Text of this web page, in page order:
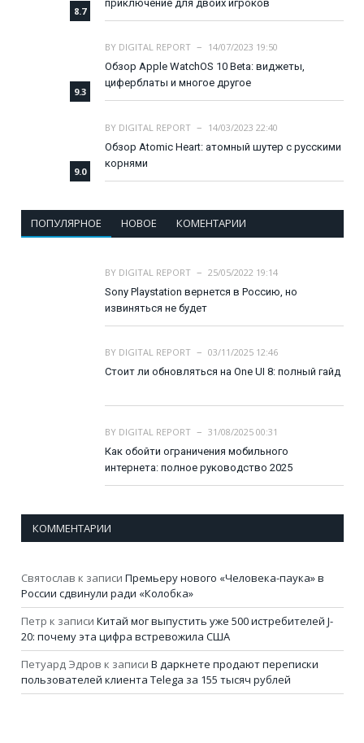
8.7
приключение для двоих игроков
9.3
BY DIGITAL REPORT
14/07/2023 19:50
Обзор Apple WatchOS 10 Beta: виджеты,
циферблаты и многое другое
9.0
BY DIGITAL REPORT
14/03/2023 22:40
Обзор Atomic Heart: атомный шутер с русскими
корнями
ПОПУЛЯРНОЕ НОВОЕ КОМЕНТАРИИ
BY DIGITAL REPORT
25/05/2022 19:14
Sony Playstation вернется в Россию, но
извиняться не будет
BY DIGITAL REPORT
03/11/2025 12:46
Стоит ли обновляться на One UI 8: полный гайд
BY DIGITAL REPORT
31/08/2025 00:31
Как обойти ограничения мобильного
интернета: полное руководство 2025
КОММЕНТАРИИ
Святослав к записи Премьеру нового «Человека-паука» в
России сдвинули ради «Колобка»
Петр к записи Китай мог выпустить уже 500 истребителей J-
20: почему эта цифра встревожила США
Петуард Эдров к записи В даркнете продают переписки
пользователей клиента Telega за 155 тысяч рублей